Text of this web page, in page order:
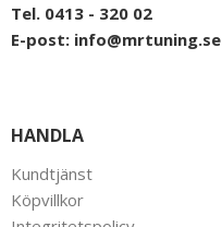
Tel. 0413 - 320 02
E-post: info@mrtuning.se
HANDLA
Kundtjänst
Köpvillkor